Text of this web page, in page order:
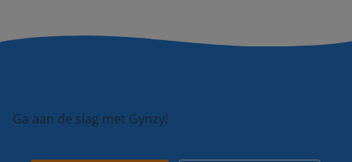
Ga aan de slag met Gynzy!